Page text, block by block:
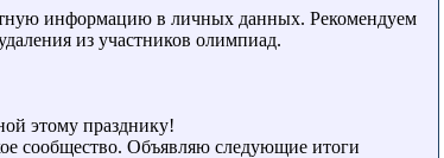
информацию в личных данных. Рекомендуем
из участников олимпиад.
этому празднику!
сообщество. Объявляю следующие итоги